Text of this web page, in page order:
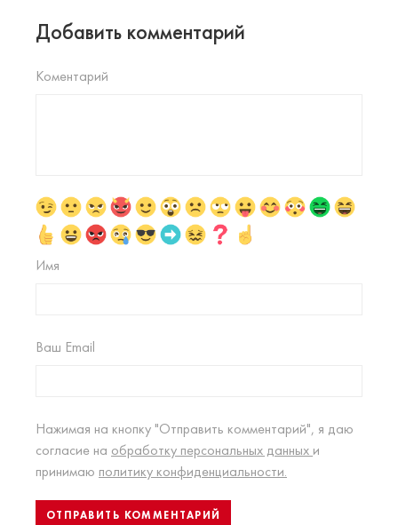
Добавить комментарий
Коментарий
Имя
Ваш Email
Нажимая на кнопку "Отправить комментарий", я даю
согласие на обработку персональных данных и
принимаю политику конфиденциальности.